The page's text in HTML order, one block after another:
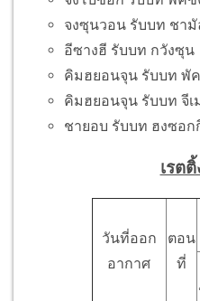
จงซุนวอน รับบท ชามั
อีซางฮี รับบท กวังซุน
คิมฮยอนจุน รับบท พั
คิมฮยอนจุน รับบท จีเ
ชายอบ รับบท ฮงซอก
เรต
วันที่ออก
อากาศ
ตอน
ที่